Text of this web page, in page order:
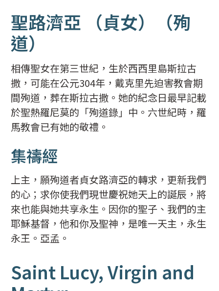
聖路濟亞 （貞女）（殉
道）
相傳聖女在第三世紀，生於西西里島斯拉古
撒，可能在公元304年，戴克里先迫害教會期
間殉道，葬在斯拉古撒。她的紀念日最早記載
於聖熱羅尼莫的「殉道錄」中。六世紀時，羅
馬教會已有她的敬禮。
集禱經
上主，願殉道者貞女路濟亞的轉求，更新我們
的心；求你使我們現世慶祝她天上的誕辰，將
來也能與她共享永生。因你的聖子、我們的主
耶穌基督，他和你及聖神，是唯一天主，永生
永王。亞孟。
Saint Lucy, Virgin and